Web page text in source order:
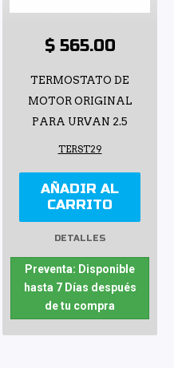
$ 565.00
TERMOSTATO DE
MOTOR ORIGINAL
PARA URVAN 2.5
TERST29
AÑADIR AL
CARRITO
DETALLES
Preventa: Disponible
hasta 7 Días después
de tu compra